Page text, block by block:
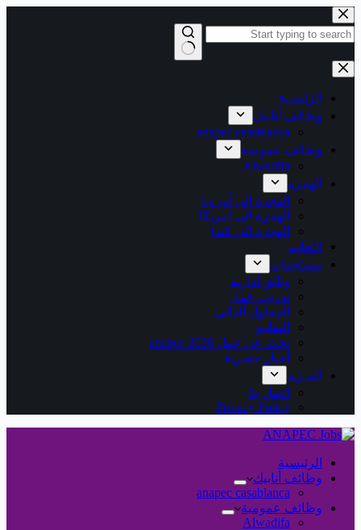
التجاوز
إلى
المحتوى
نتائج
الرئيسية
وظائف أنابيك
anapec casablanca
وظائف عمومية
Alwadifa
الهجرة
الهجرة إلى أوروبا
الهجرة الى امريكا
الهجرة الى كندا
التعليم
مستجدات
وثائق ادارية
تدريب عمل
المقاول الذاتي
التعليم
بحث عن عمل 2026 anapec
أخبار حصرية
المـزيد
اتصل بنا
Privacy Policy
الرئيسية
وظائف أنابيك
anapec casablanca
وظائف عمومية
Alwadifa